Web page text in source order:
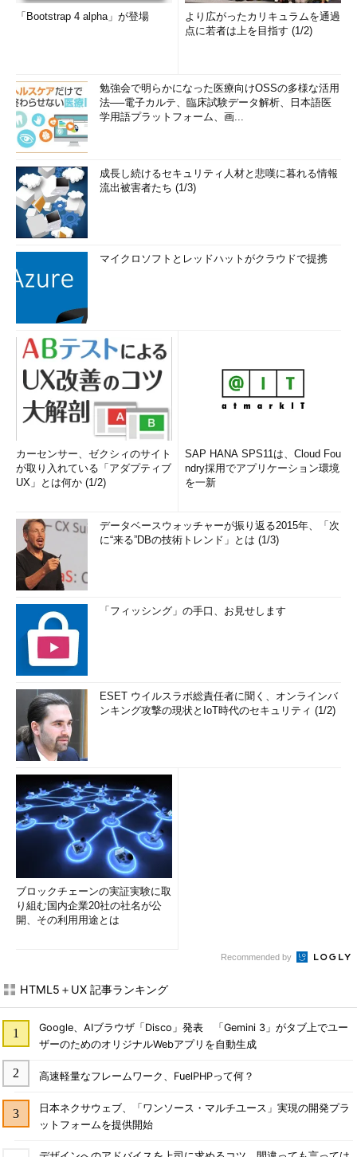
「Bootstrap 4 alpha」が登場
より広がったカリキュラムを通過
点に若者は上を目指す (1/2)
勉強会で明らかになった医療向けOSSの多様な活用
法──電子カルテ、臨床試験データ解析、日本語医
学用語プラットフォーム、画...
成長し続けるセキュリティ人材と悲嘆に暮れる情報
流出被害者たち (1/3)
マイクロソフトとレッドハットがクラウドで提携
カーセンサー、ゼクシィのサイト
が取り入れている「アダプティブ
UX」とは何か (1/2)
SAP HANA SPS11は、Cloud Fou
ndry採用でアプリケーション環境
を一新
データベースウォッチャーが振り返る2015年、「次
に“来る”DBの技術トレンド」とは (1/3)
「フィッシング」の手口、お見せします
ESET ウイルスラボ総責任者に聞く、オンラインバ
ンキング攻撃の現状とIoT時代のセキュリティ (1/2)
ブロックチェーンの実証実験に取
り組む国内企業20社の社名が公
開、その利用用途とは
Recommended by
HTML5＋UX 記事ランキング
Google、AIブラウザ「Disco」発表 「Gemini 3」がタブ上でユー
ザーのためのオリジナルWebアプリを自動生成
高速軽量なフレームワーク、FuelPHPって何？
日本ネクサウェブ、「ワンソース・マルチユース」実現の開発プラ
ットフォームを提供開始